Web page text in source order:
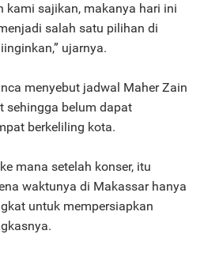
kami sajikan, makanya hari ini
salah satu pilihan di
ujarnya.
menyebut jadwal Maher Zain
sehingga belum dapat
berkeliling kota.
mana setelah konser, itu
waktunya di Makassar hanya
untuk mempersiapkan